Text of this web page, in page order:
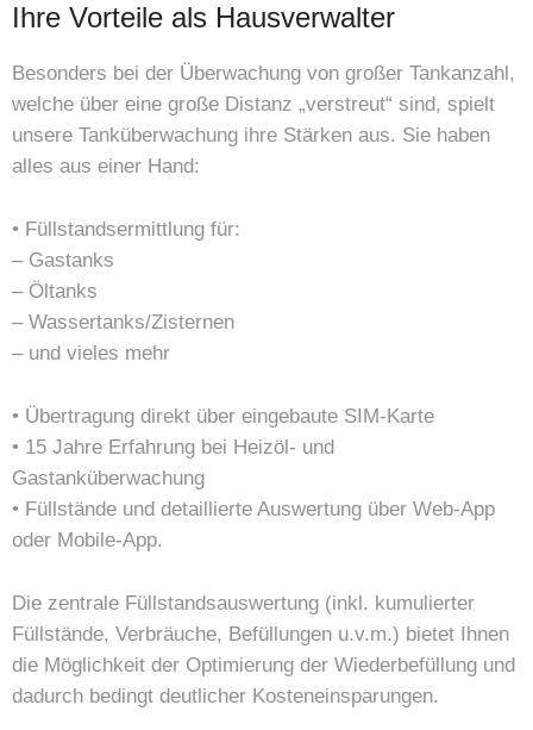
Ihre Vorteile als Hausverwalter
Besonders bei der Überwachung von großer Tankanzahl,
welche über eine große Distanz „verstreut“ sind, spielt
unsere Tanküberwachung ihre Stärken aus. Sie haben
alles aus einer Hand:
• Füllstandsermittlung für:
– Gastanks
– Öltanks
– Wassertanks/Zisternen
– und vieles mehr
• Übertragung direkt über eingebaute SIM-Karte
• 15 Jahre Erfahrung bei Heizöl- und
Gastanküberwachung
• Füllstände und detaillierte Auswertung über Web-App
oder Mobile-App.
Die zentrale Füllstandsauswertung (inkl. kumulierter
Füllstände, Verbräuche, Befüllungen u.v.m.) bietet Ihnen
die Möglichkeit der Optimierung der Wiederbefüllung und
dadurch bedingt deutlicher Kosteneinsparungen.